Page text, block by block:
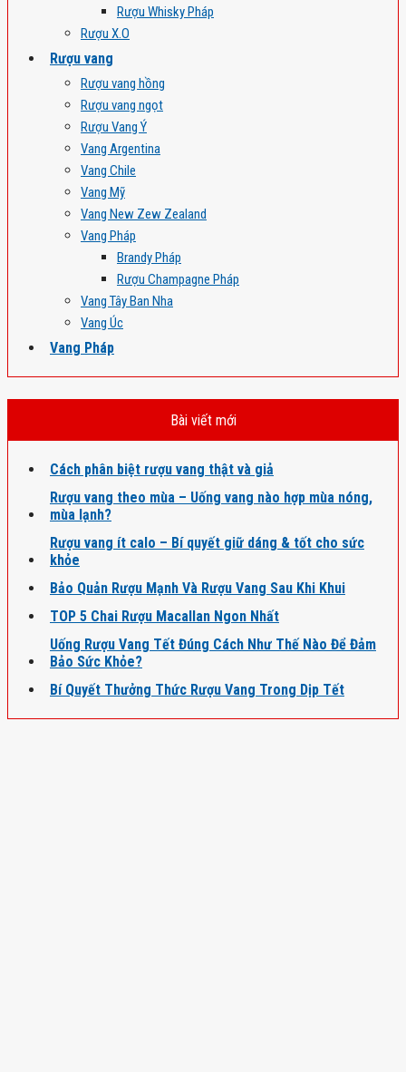
Rượu Whisky Pháp
Rượu X.O
Rượu vang
Rượu vang hồng
Rượu vang ngọt
Rượu Vang Ý
Vang Argentina
Vang Chile
Vang Mỹ
Vang New Zew Zealand
Vang Pháp
Brandy Pháp
Rượu Champagne Pháp
Vang Tây Ban Nha
Vang Úc
Vang Pháp
Bài viết mới
Cách phân biệt rượu vang thật và giả
Rượu vang theo mùa – Uống vang nào hợp mùa nóng,
mùa lạnh?
Rượu vang ít calo – Bí quyết giữ dáng & tốt cho sức
khỏe
Bảo Quản Rượu Mạnh Và Rượu Vang Sau Khi Khui
TOP 5 Chai Rượu Macallan Ngon Nhất
Uống Rượu Vang Tết Đúng Cách Như Thế Nào Để Đảm
Bảo Sức Khỏe?
Bí Quyết Thưởng Thức Rượu Vang Trong Dịp Tết